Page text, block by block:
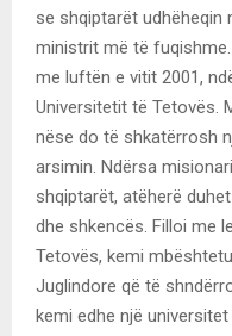
se shqiptarët udhëheqin
ministrit më të
me luftën e vitit 2001,
Universitetit të Tetovës.
nëse do të shkatërrosh
arsimin. Ndërsa
shqiptarët, atëherë
dhe shkencës. Filloi me
Tetovës, kemi
Juglindore që të
kemi edhe një